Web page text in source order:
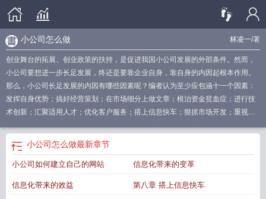
林凌一/著
小公司怎么做
创业舞台的拓展、创业政策的扶持，是促进我国小公司发展的外部条件。然而，
小公司要想进一步长足发展，终还是要靠企业自身，靠自身的内因起根本作用。
那么，小公司长足发展的内因有哪些因素呢？编者认为至少应包涵十一个因素：
发挥自身优势；搞好经营策划；在市场细分上做文章；根治资金贫血症；进行技
术创新；汇聚适用人才；优化客户服务；搭上信息快车；狠抓市场开发；重视广
经营技巧做了深入的分析与探讨。
司如何管理
公司经营之道如何经营一家小型公司 小公司如何运作小公司经营技巧分析
快速发展小公司怎么运营 小公司经营模式有哪些小公司如何长大创立品牌的艺
小公司怎么做最新章节
小公司如何建立自己的网站 信息化带来的变革
信息化带来的效益 第八章 搭上信息快车